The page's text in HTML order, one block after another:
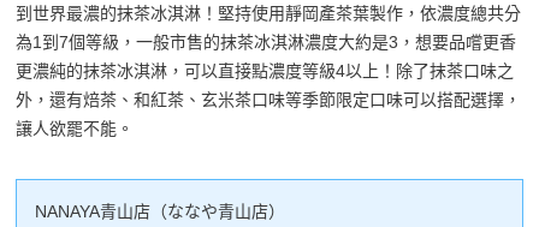
到世界最濃的抹茶冰淇淋！堅持使用靜岡產茶葉製作，依濃度總共分
為1到7個等級，一般市售的抹茶冰淇淋濃度大約是3，想要品嚐更香
更濃純的抹茶冰淇淋，可以直接點濃度等級4以上！除了抹茶口味之
外，還有焙茶、和紅茶、玄米茶口味等季節限定口味可以搭配選擇，
讓人欲罷不能。
NANAYA青山店（ななや青山店）